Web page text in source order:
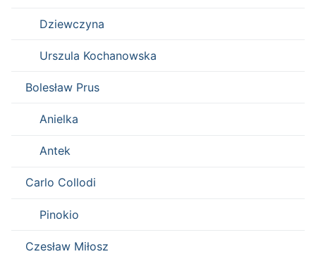
Dziewczyna
Urszula Kochanowska
Bolesław Prus
Anielka
Antek
Carlo Collodi
Pinokio
Czesław Miłosz